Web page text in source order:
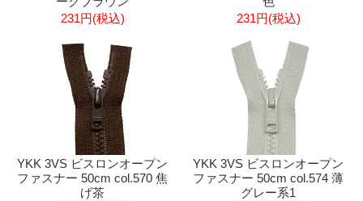
231円(税込)
231円(税込)
YKK 3VS ビスロンオープン
ファスナー 50cm col.570 焦
げ茶
YKK 3VS ビスロンオープン
ファスナー 50cm col.574 薄
グレー系1